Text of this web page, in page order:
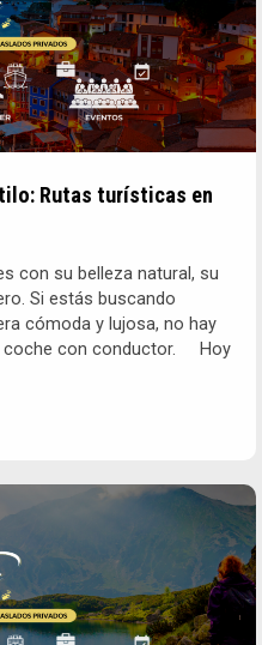
Rutas turísticas en
con su belleza natural, su
Si estás buscando
cómoda y lujosa, no hay
coche con conductor. Hoy